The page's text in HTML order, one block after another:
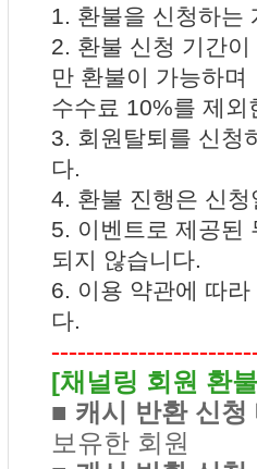
1. 환불을 신청하는
2. 환불 신청 기간
만 환불이 가능하며
수수료 10%를 제외
3. 회원탈퇴를 신청
다.
4. 환불 진행은 신
5. 이벤트로 제공된
되지 않습니다.
6. 이용 약관에 따라
다.
[채널링 회원 환
■ 캐시 반환 신청
보유한 회원